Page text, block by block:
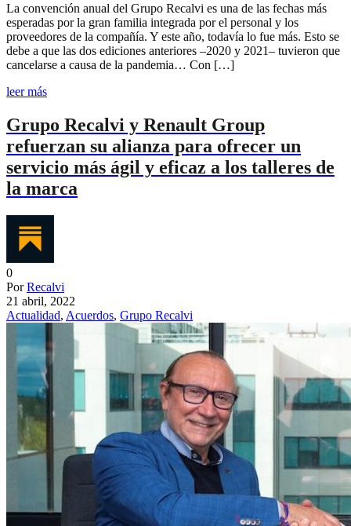
La convención anual del Grupo Recalvi es una de las fechas más
esperadas por la gran familia integrada por el personal y los
proveedores de la compañía. Y este año, todavía lo fue más. Esto se
debe a que las dos ediciones anteriores –2020 y 2021– tuvieron que
cancelarse a causa de la pandemia… Con […]
leer más
Grupo Recalvi y Renault Group
refuerzan su alianza para ofrecer un
servicio más ágil y eficaz a los talleres de
la marca
0
PorRecalvi
21 abril, 2022
Actualidad, Acuerdos, Grupo Recalvi